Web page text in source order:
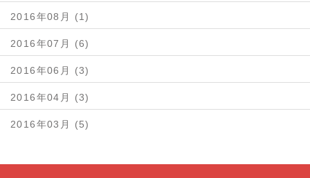
2016年08月 (1)
2016年07月 (6)
2016年06月 (3)
2016年04月 (3)
2016年03月 (5)